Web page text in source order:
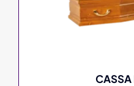
CASSA